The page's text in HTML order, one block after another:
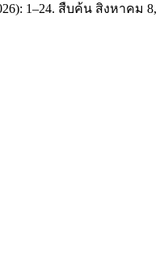
1–24. สืบค้น สิงหาคม 8,